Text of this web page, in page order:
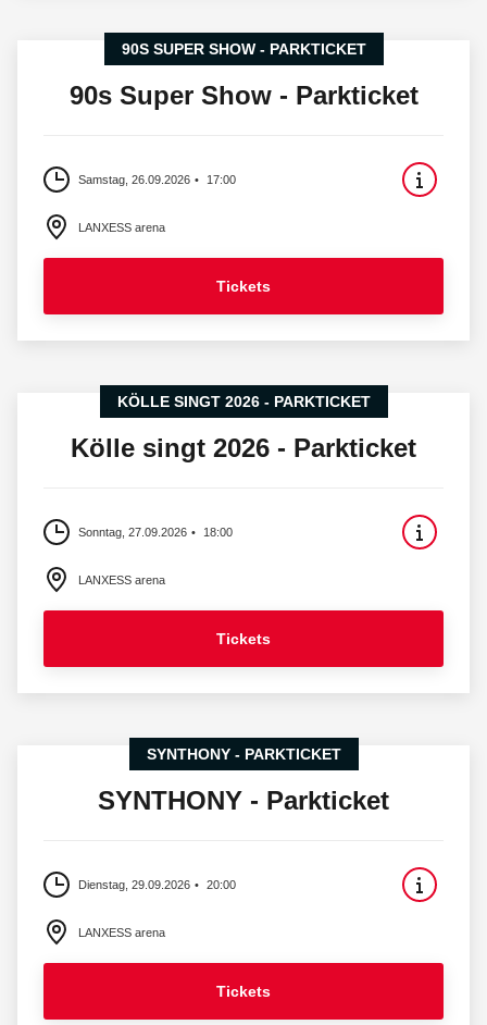
90S SUPER SHOW - PARKTICKET
90s Super Show - Parkticket
Samstag, 26.09.2026 17:00
LANXESS arena
Tickets
KÖLLE SINGT 2026 - PARKTICKET
Kölle singt 2026 - Parkticket
Sonntag, 27.09.2026 18:00
LANXESS arena
Tickets
SYNTHONY - PARKTICKET
SYNTHONY - Parkticket
Dienstag, 29.09.2026 20:00
LANXESS arena
Tickets